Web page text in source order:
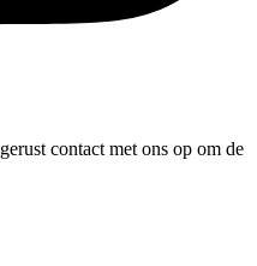
contact met ons op om de